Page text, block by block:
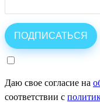
Даю свое согласие на
соответствии с